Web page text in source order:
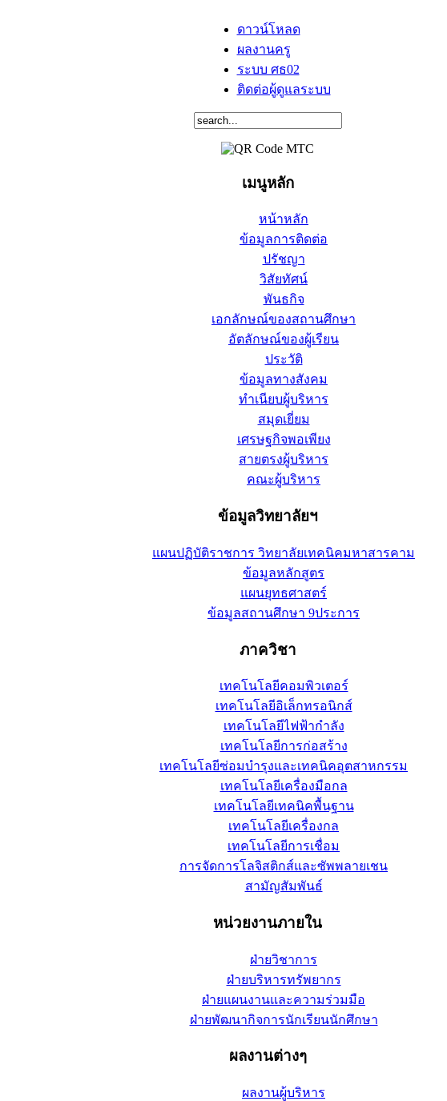
ดาวน์โหลด
ผลงานครู
ระบบ ศธ02
ติดต่อผู้ดูแลระบบ
เมนูหลัก
หน้าหลัก
ข้อมูลการติดต่อ
ปรัชญา
วิสัยทัศน์
พันธกิจ
เอกลักษณ์ของสถานศึกษา
อัตลักษณ์ของผู้เรียน
ประวัติ
ข้อมูลทางสังคม
ทำเนียบผู้บริหาร
สมุดเยี่ยม
เศรษฐกิจพอเพียง
สายตรงผู้บริหาร
คณะผู้บริหาร
ข้อมูลวิทยาลัยฯ
แผนปฏิบัติราชการ วิทยาลัยเทคนิคมหาสารคาม
ข้อมูลหลักสูตร
แผนยุทธศาสตร์
ข้อมูลสถานศึกษา 9ประการ
ภาควิชา
เทคโนโลยีคอมพิวเตอร์
เทคโนโลยีอิเล็กทรอนิกส์
เทคโนโลยีไฟฟ้ากำลัง
เทคโนโลยีการก่อสร้าง
เทคโนโลยีซ่อมบำรุงและเทคนิคอุตสาหกรรม
เทคโนโลยีเครื่องมือกล
เทคโนโลยีเทคนิคพื้นฐาน
เทคโนโลยีเครื่องกล
เทคโนโลยีการเชื่อม
การจัดการโลจิสติกส์และซัพพลายเชน
สามัญสัมพันธ์
หน่วยงานภายใน
ฝ่ายวิชาการ
ฝ่ายบริหารทรัพยากร
ฝ่ายแผนงานและความร่วมมือ
ฝ่ายพัฒนากิจการนักเรียนนักศึกษา
ผลงานต่างๆ
ผลงานผู้บริหาร